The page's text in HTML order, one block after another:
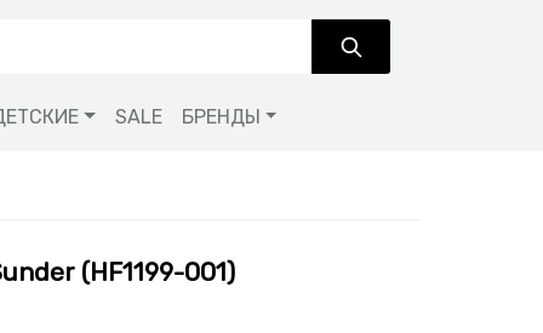
SALE БРЕНДЫ
(HF1199-001)